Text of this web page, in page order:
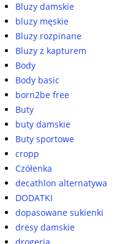
Bluzy damskie
bluzy męskie
Bluzy rozpinane
Bluzy z kapturem
Body
Body basic
born2be free
Buty
buty damskie
Buty sportowe
cropp
Czółenka
decathlon alternatywa
DODATKI
dopasowane sukienki
dresy damskie